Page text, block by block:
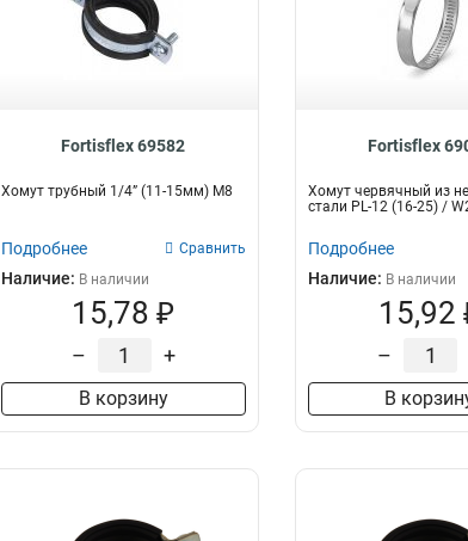
Fortisflex 69582
Хомут трубный 1/4” (11-15мм) М8
Подробнее Сравнить
Наличие: В наличии
15,78 ₽
– +
В корзину
Fortisflex
Хомут червячный из
стали PL-12 (16-25) /
Подробнее
Наличие: В наличии
15,92
–
В